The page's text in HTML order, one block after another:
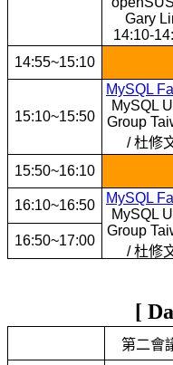
Gary
14:10-
14:55~15:10
15:10~15:50
MySQL
MySQL
Group
/ 杜修
15:50~16:10
16:10~16:50
MySQL
MySQL
Group
/ 杜修
16:50~17:00
[
第二會